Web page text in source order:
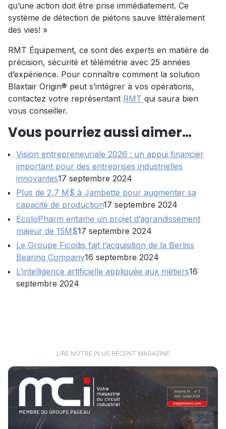
qu’une action doit être prise immédiatement. Ce
système de détection de piétons sauve littéralement
des vies! »
RMT Équipement, ce sont des experts en matière de
précision, sécurité et télémétrie avec 25 années
d’expérience. Pour connaître comment la solution
Blaxtair Origin® peut s’intégrer à vos opérations,
contactez votre représentant RMT qui saura bien
vous conseiller.
Vous pourriez aussi aimer…
Vision entrepreneuriale 2026 : un appui financier
important pour des entreprises industrielles
innovantes17 septembre 2024
Plus de 2,7 M$ à Jambette pour augmenter sa
capacité de production17 septembre 2024
EcoloPharm entame un projet d’agrandissement
majeur de 15M$17 septembre 2024
Le Groupe Ficodis fait l’acquisition de la Berliss
Bearing Company16 septembre 2024
L’intelligence artificielle appliquée aux métiers16
septembre 2024
LIRE NOTRE PLUS RÉCENT MAGAZINE